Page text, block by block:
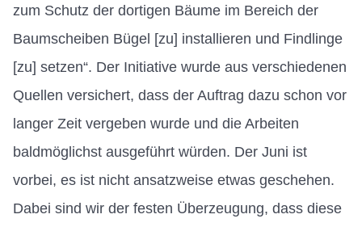
zum Schutz der dortigen Bäume im Bereich der
Baumscheiben Bügel [zu] installieren und Findlinge
[zu] setzen“. Der Initiative wurde aus verschiedenen
Quellen versichert, dass der Auftrag dazu schon vor
langer Zeit vergeben wurde und die Arbeiten
baldmöglichst ausgeführt würden. Der Juni ist
vorbei, es ist nicht ansatzweise etwas geschehen.
Dabei sind wir der festen Überzeugung, dass diese